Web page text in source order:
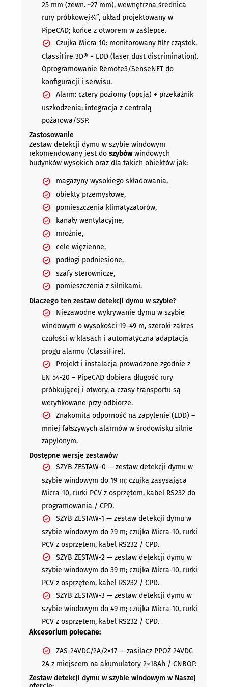
25 mm (zewn. ~27 mm), wewnętrzna średnica
rury próbkowej¾”, układ projektowany w
PipeCAD; końce z otworem w zaślepce.
Czujka Micra 10: monitorowany filtr cząstek,
ClassiFire 3D® + LDD (laser dust discrimination).
Oprogramowanie Remote3/SenseNET do
konfiguracji i serwisu.
Alarm: cztery poziomy (opcja) + przekaźnik
uszkodzenia; integracja z centralą
pożarową/SSP.
Zastosowanie
Zestaw detekcji dymu w szybie windowym
rekomendowany jest do szybówwindowych
budynków wysokich oraz dla takich obiektów jak:
magazyny wysokiego składowania,
obiekty przemysłowe,
pomieszczenia klimatyzatorów,
kanały wentylacyjne,
mroźnie,
cele więzienne,
podłogi podniesione,
szafy sterownicze,
pomieszczenia z silnikami.
Dlaczego ten zestaw detekcji dymu w szybie?
Niezawodne wykrywanie dymu w szybie
windowym o wysokości 19–49 m, szeroki zakres
czułości w klasach i automatyczna adaptacja
progu alarmu (ClassiFire).
Projekt i instalacja prowadzone zgodnie z
EN 54-20 – PipeCAD dobiera długość rury
próbkującej i otwory, a czasy transportu są
weryfikowane przy odbiorze.
Znakomita odporność na zapylenie (LDD) –
mniej fałszywych alarmów w środowisku silnie
zapylonym.
Dostępne wersje zestawów
SZYB ZESTAW-0 — zestaw detekcji dymu w
szybie windowym do 19 m; czujka zasysająca
Micra-10, rurki PCV z osprzętem, kabel RS232 do
programowania / CPD.
SZYB ZESTAW-1 — zestaw detekcji dymu w
szybie windowym do 29 m; czujka Micra-10, rurki
PCV z osprzętem, kabel RS232 / CPD.
SZYB ZESTAW-2 — zestaw detekcji dymu w
szybie windowym do 39 m; czujka Micra-10, rurki
PCV z osprzętem, kabel RS232 / CPD.
SZYB ZESTAW-3 — zestaw detekcji dymu w
szybie windowym do 49 m; czujka Micra-10, rurki
PCV z osprzętem, kabel RS232 / CPD.
Akcesorium polecane:
ZAS-24VDC/2A/2×17 — zasilacz PPOŻ 24VDC
2A z miejscem na akumulatory 2×18Ah / CNBOP.
Zestaw detekcji dymu w szybie windowym w Naszej